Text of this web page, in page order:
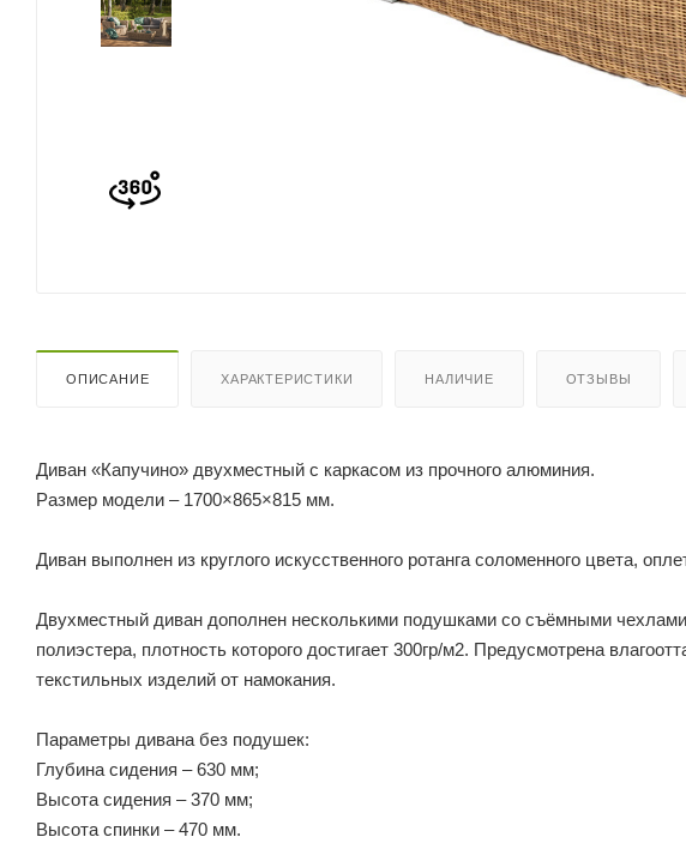
ОПИСАНИЕ ХАРАКТЕРИСТИКИ НАЛИЧИЕ ОТЗЫВЫ
Диван «Капучино» двухместный с каркасом из прочного алюминия.
Размер модели – 1700×865×815 мм.
Диван выполнен из круглого искусственного ротанга соломенного цвета,
Двухместный диван дополнен несколькими подушками со съёмными чехлами
полиэстера, плотность которого достигает 300гр/м2. Предусмотрена
текстильных изделий от намокания.
Параметры дивана без подушек:
Глубина сидения – 630 мм;
Высота сидения – 370 мм;
Высота спинки – 470 мм.